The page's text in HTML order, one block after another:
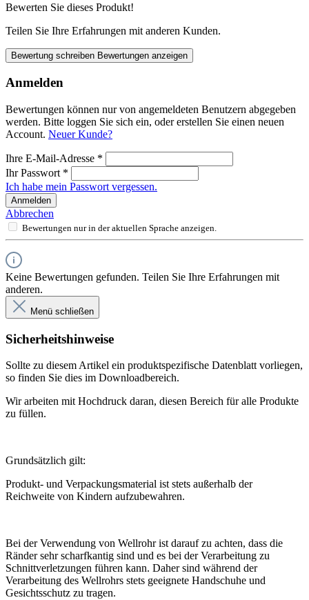
Bewerten Sie dieses Produkt!
Teilen Sie Ihre Erfahrungen mit anderen Kunden.
Bewertung schreiben Bewertungen anzeigen
Anmelden
Bewertungen können nur von angemeldeten Benutzern abgegeben
werden. Bitte loggen Sie sich ein, oder erstellen Sie einen neuen
Account. Neuer Kunde?
Ihre E-Mail-Adresse *
Ihr Passwort *
Ich habe mein Passwort vergessen.
Anmelden
Abbrechen
Bewertungen nur in der aktuellen Sprache anzeigen.
Keine Bewertungen gefunden. Teilen Sie Ihre Erfahrungen mit
anderen.
Menü schließen
Sicherheitshinweise
Sollte zu diesem Artikel ein produktspezifische Datenblatt vorliegen,
so finden Sie dies im Downloadbereich.
Wir arbeiten mit Hochdruck daran, diesen Bereich für alle Produkte
zu füllen.
Grundsätzlich gilt:
Produkt- und Verpackungsmaterial ist stets außerhalb der
Reichweite von Kindern aufzubewahren.
Bei der Verwendung von Wellrohr ist darauf zu achten, dass die
Ränder sehr scharfkantig sind und es bei der Verarbeitung zu
Schnittverletzungen führen kann. Daher sind während der
Verarbeitung des Wellrohrs stets geeignete Handschuhe und
Gesichtsschutz zu tragen.